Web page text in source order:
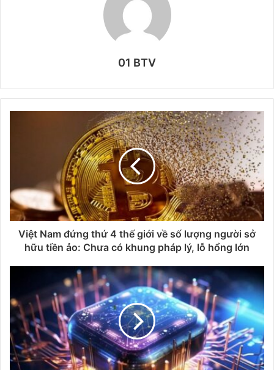
01 BTV
Việt Nam đứng thứ 4 thế giới về số lượng người sở
hữu tiền ảo: Chưa có khung pháp lý, lỗ hổng lớn